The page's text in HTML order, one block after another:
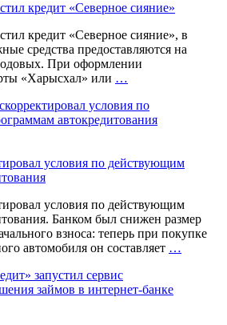
кредит «Северное сияние»
кредит «Северное сияние», в
средства предоставляются на
При оформлении
«Харысхал» или …
условия по действующим
условия по действующим
Банком был снижен размер
взноса: теперь при покупке
автомобиля он составляет …